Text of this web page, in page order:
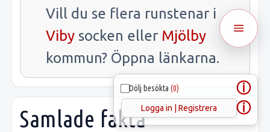
Dölj besökta (0) ⓘ
Logga in | Registrera ⓘ
Vill du se flera runstenar i
Viby socken eller Mjölby
kommun? Öppna länkarna.
Samlade fakta